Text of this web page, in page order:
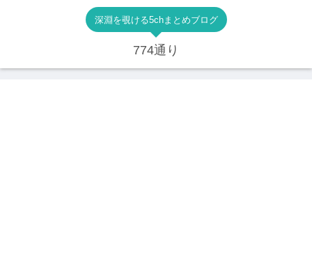
深淵を覗ける5chまとめブログ
774通り